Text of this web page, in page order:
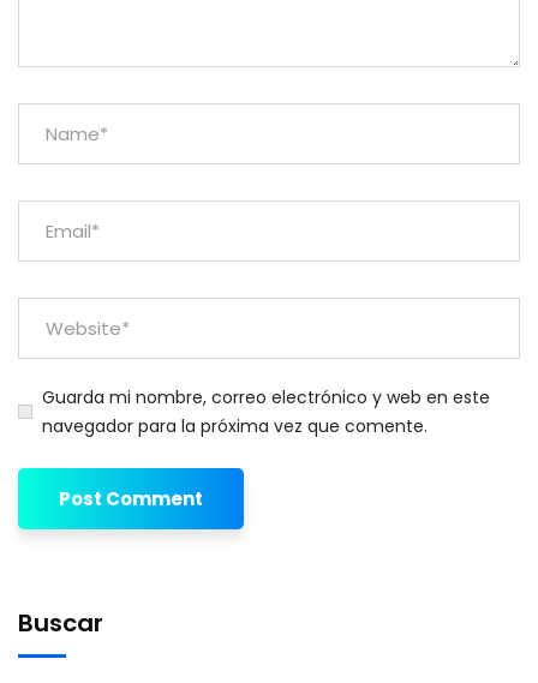
Guarda mi nombre, correo electrónico y web en este
navegador para la próxima vez que comente.
Buscar